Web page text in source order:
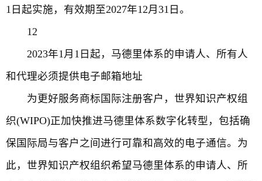
1日起实施，有效期至2027年12月31日。
12
2023年1月1日起，马德里体系的申请人、所有人
和代理必须提供电子邮箱地址
为更好服务商标国际注册客户，世界知识产权组
织(WIPO)正加快推进马德里体系数字化转型，包括确
保国际局与客户之间进行可靠和高效的电子通信。为
此，世界知识产权组织希望马德里体系的申请人、所